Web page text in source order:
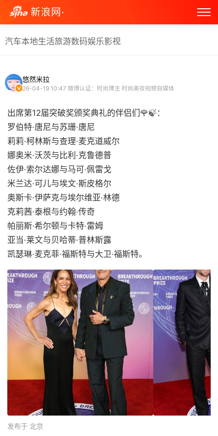
新浪网·
汽车本地生活旅游数码娱乐影视
悠然米拉
26-04-19 10:47 微博认证：时尚博主 时尚美妆视频自媒体
出席第12届突破奖颁奖典礼的伴侣们🌹🍃：
罗伯特·唐尼与苏珊·唐尼
莉莉·柯林斯与查理·麦克道威尔
娜奥米·沃茨与比利·克鲁德普
佐伊·索尔达娜与马可·佩雷戈
米兰达·可儿与埃文·斯皮格尔
奥斯卡·伊萨克与埃尔维亚·林德
克莉茜·泰根与约翰·传奇
帕丽斯·希尔顿与卡特·雷姆
亚当·莱文与贝哈蒂·普林斯露
凯瑟琳·麦克菲·福斯特与大卫·福斯特。
发布于 北京